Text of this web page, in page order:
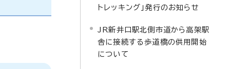
トレッキング」発行のお知らせ
JR新井口駅北側市道から高架駅
舎に接続する歩道橋の供用開始
について